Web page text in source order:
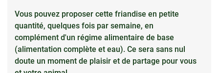
Vous pouvez proposer cette friandise en petite
quantité, quelques fois par semaine, en
complément d'un régime alimentaire de base
(alimentation complète et eau). Ce sera sans nul
doute un moment de plaisir et de partage pour vous